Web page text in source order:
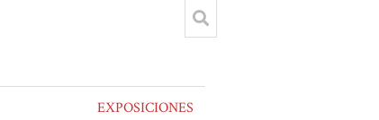
EXPOSICIONES